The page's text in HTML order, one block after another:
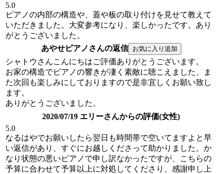
5.0
ピアノの内部の構造や、蓋や板の取り付けを見せて教えて
いただきました。大変参考になり、楽しかったです。あり
がとうございました。
あやせピアノさんの返信
シャトウさんこんにちはご評価ありがとうございます。
お家の構造でピアノの響きが凄く素敵に聴こえました、ま
た次回も楽しみにしておりますので是非宜しくお願い致し
ます。
ありがとうございました。
2020/07/19 エリーさんからの評価(女性)
5.0
なるはやでお願いしたら翌日も時間帯で空いてますよと早
い返信があり、すぐにお越しくださって助かりました。か
なり状態の悪いピアノで申し訳なかったですが、こちらの
予算に合わせて予算以上に対処してくださり、感謝申し上